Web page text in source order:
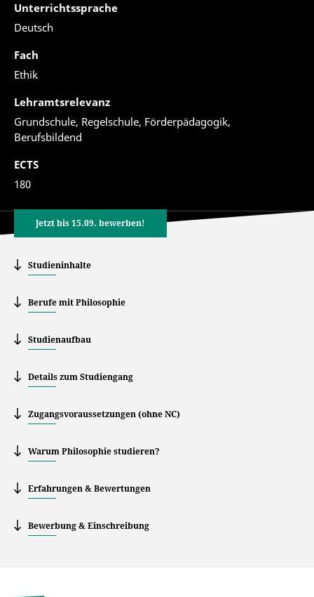
Unterrichtssprache
Deutsch
Fach
Ethik
Lehramtsrelevanz
Grundschule, Regelschule, Förderpädagogik,
Berufsbildend
ECTS
180
Jetzt bis 15.09. bewerben!
Studieninhalte
Berufe mit Philosophie
Studienaufbau
Details zum Studiengang
Zugangsvoraussetzungen (ohne NC)
Warum Philosophie studieren?
Erfahrungen & Bewertungen
Bewerbung & Einschreibung